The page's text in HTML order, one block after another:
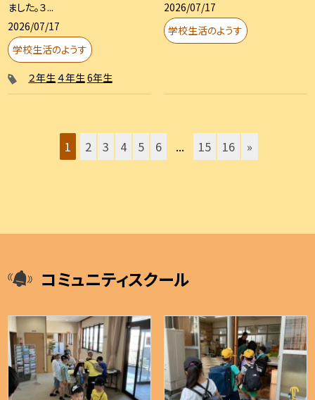
ました。３...
2026/07/17
学校生活のようす
２年生 ４年生 6年生
2026/07/17
学校生活のようす
1 2 3 4 5 6 ... 15 16 »
コミュニティスクール